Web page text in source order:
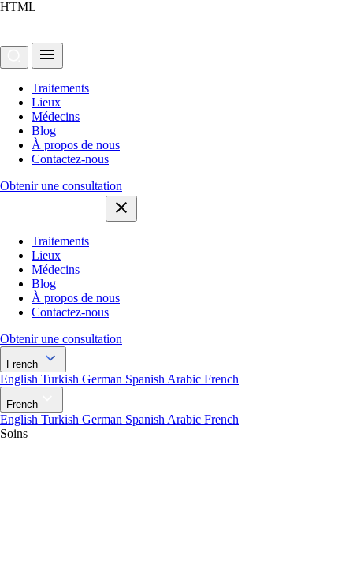
HTML
Traitements
Lieux
Médecins
Blog
À propos de nous
Contactez-nous
Obtenir une consultation
Traitements
Lieux
Médecins
Blog
À propos de nous
Contactez-nous
Obtenir une consultation
French
English Turkish German Spanish Arabic French
French
English Turkish German Spanish Arabic French
Soins